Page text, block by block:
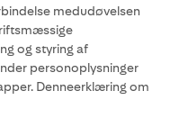
medudøvelsen
og styring af
personoplysninger
Denneerklæring om